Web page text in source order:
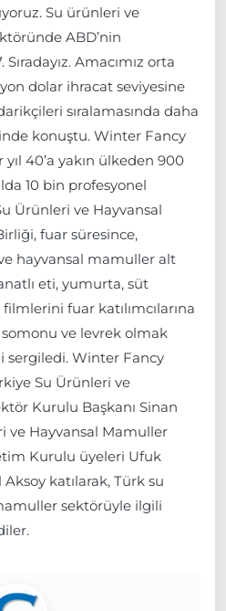
Su ürünleri ve
ABD’nin
Amacımız orta
dolar ihracat seviyesine
sıralamasında daha
konuştu. Winter Fancy
yıl 40’a yakın ülkeden 900
10 bin profesyonel
Ürünleri ve Hayvansal
fuar süresince,
hayvansal mamuller alt
eti, yumurta, süt
fuar katılımcılarına
ve levrek olmak
sergiledi. Winter Fancy
Su Ürünleri ve
Kurulu Başkanı Sinan
ve Hayvansal Mamuller
Kurulu üyeleri Ufuk
katılarak, Türk su
sektörüyle ilgili